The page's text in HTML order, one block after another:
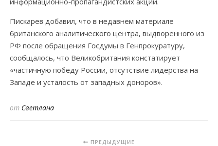
Пискарев добавил, что в недавнем материале
британского аналитического центра, выдворенного из
РФ после обращения Госдумы в Генпрокуратуру,
сообщалось, что Великобритания констатирует
«частичную победу России, отсутствие лидерства на
Западе и усталость от западных доноров».
от Светлана
ПРЕДЫДУЩИЕ